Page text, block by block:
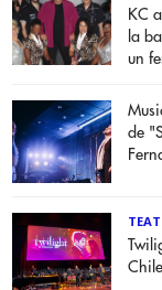
KC
la
un
de
Chile